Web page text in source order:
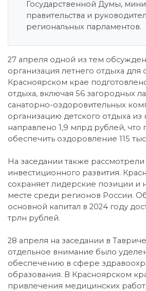
Государственной Думы,
правительства и
региональных парламентов.
27 апреля одной из тем
организация летнего отдыха для
Красноярском крае
отдыха, включая 56 загородных
санаторно-оздоровительных
организацию детского отдыха
направлено 1,9 млрд рублей, что
обеспечить оздоровление 115
На заседании также
инвестиционного развития.
сохраняет лидерские позиции и
месте среди регионов России.
основной капитал в 2024 году
трлн рублей.
28 апреля на заседании в
отдельное внимание было
обеспечению в сфере
образования. В Красноярском
привлечения медицинских